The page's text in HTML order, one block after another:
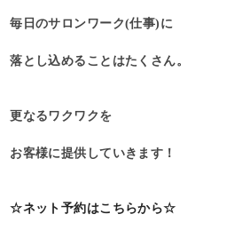
毎日のサロンワーク(仕事)に
落とし込めることはたくさん。
更なるワクワクを
お客様に提供していきます！
☆ネット予約はこちらから☆